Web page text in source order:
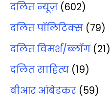
दलित न्‍यूज़ (602)
दलित पॉलिटिक्‍स (79)
दलित विमर्श/ब्‍लॉग (21)
दलित साहित्‍य (19)
बीआर आंबेडकर (59)